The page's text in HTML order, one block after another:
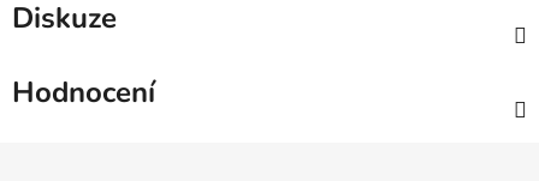
Diskuze
Hodnocení